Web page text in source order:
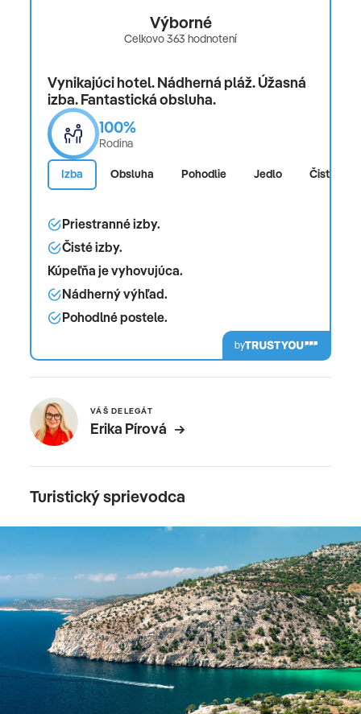
Výborné
Celkovo 363 hodnotení
Vynikajúci hotel. Nádherná pláž. Úžasná
izba. Fantastická obsluha.
100%
Rodina
Izba Obsluha Pohodlie Jedlo Čistota
Priestranné izby.
Čisté izby.
Kúpeľňa je vyhovujúca.
Nádherný výhľad.
Pohodlné postele.
by
VÁŠ DELEGÁT
Erika Pírová
Turistický sprievodca